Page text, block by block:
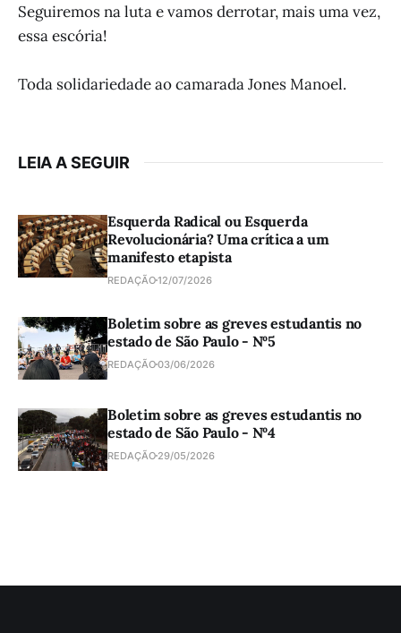
Seguiremos na luta e vamos derrotar, mais uma vez,
essa escória!
Toda solidariedade ao camarada Jones Manoel.
LEIA A SEGUIR
Esquerda Radical ou Esquerda
Revolucionária? Uma crítica a um
manifesto etapista
REDAÇÃO12/07/2026
Boletim sobre as greves estudantis no
estado de São Paulo - Nº5
REDAÇÃO03/06/2026
Boletim sobre as greves estudantis no
estado de São Paulo - Nº4
REDAÇÃO 29/05/2026